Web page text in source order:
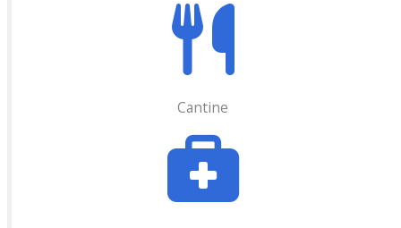
Cantine